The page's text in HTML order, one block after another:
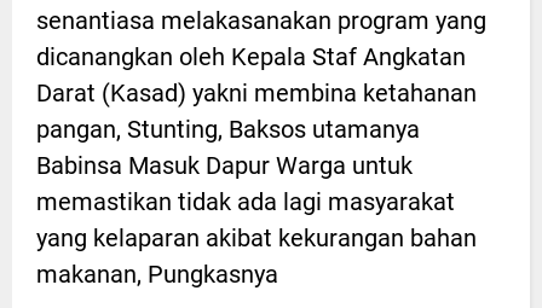
senantiasa melakasanakan program yang
dicanangkan oleh Kepala Staf Angkatan
Darat (Kasad) yakni membina ketahanan
pangan, Stunting, Baksos utamanya
Babinsa Masuk Dapur Warga untuk
memastikan tidak ada lagi masyarakat
yang kelaparan akibat kekurangan bahan
makanan, Pungkasnya